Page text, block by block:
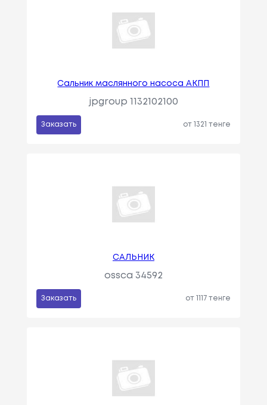
Сальник маслянного насоса АКПП
jpgroup 1132102100
Заказать от 1321 тенге
САЛЬНИК
ossca 34592
Заказать от 1117 тенге